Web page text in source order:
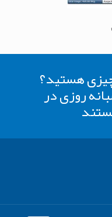
هستید؟
روزی در